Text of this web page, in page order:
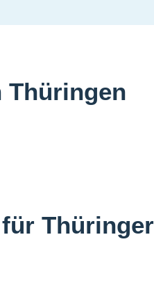
Thüringen
Thüringer